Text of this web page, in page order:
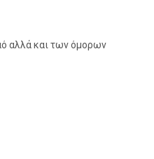
αλλά και των όμορων